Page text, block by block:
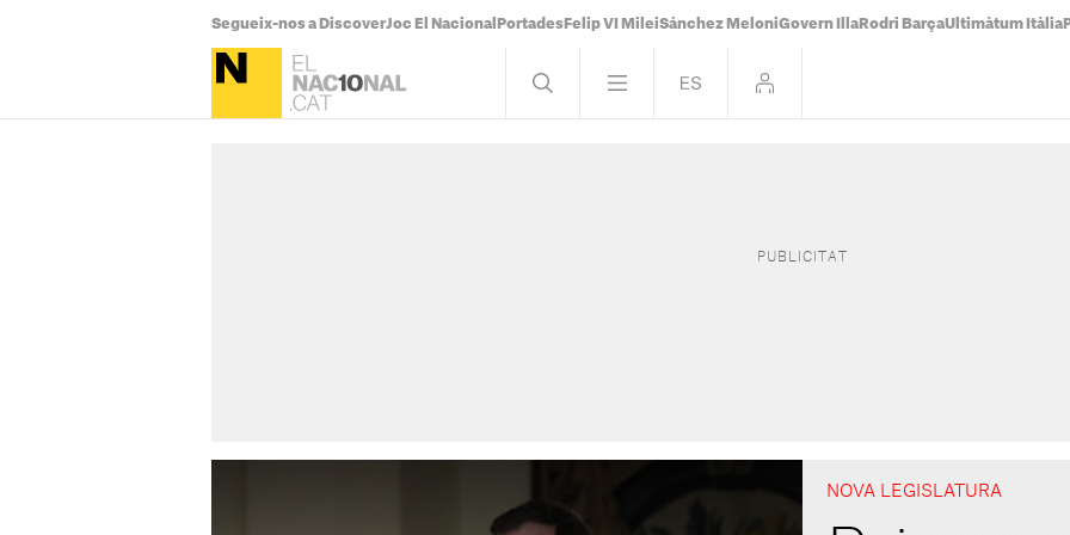
Segueix-nos a DiscoverJoc El Nacional Portades Felip VI MileiSánchez MeloniGovern Illa Rodri BarçaUltimàtum Itàlia
NOVA LEGISLATURA